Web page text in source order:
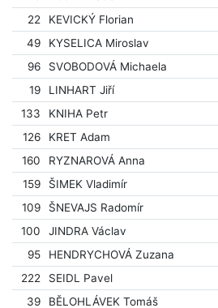
22
KEVICKÝ Florian
49
KYSELICA Miroslav
96
SVOBODOVÁ Michaela
19
LINHART Jiří
133
KNIHA Petr
126
KRET Adam
160
RYZNAROVÁ Anna
159
ŠIMEK Vladimír
109
ŠNEVAJS Radomír
100
JINDRA Václav
95
HENDRYCHOVÁ Zuzana
222
SEIDL Pavel
39
BĚLOHLÁVEK Tomáš